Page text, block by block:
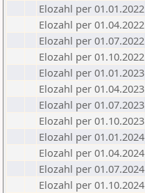
Elozahl per 01.01.2022
Elozahl per 01.04.2022
Elozahl per 01.07.2022
Elozahl per 01.10.2022
Elozahl per 01.01.2023
Elozahl per 01.04.2023
Elozahl per 01.07.2023
Elozahl per 01.10.2023
Elozahl per 01.01.2024
Elozahl per 01.04.2024
Elozahl per 01.07.2024
Elozahl per 01.10.2024